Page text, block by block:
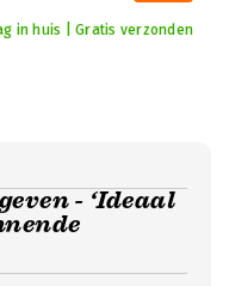
in huis | Gratis verzonden
- ‘Ideaal